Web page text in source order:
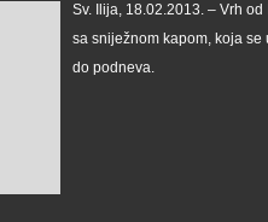
Sv. Ilija, 18.02.2013. – Vrh
sa sniježnom kapom, koja
do podneva.